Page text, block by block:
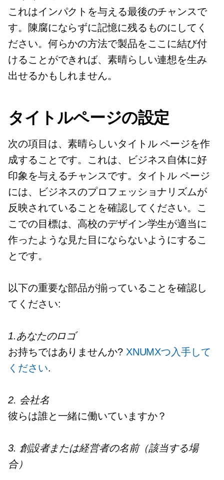
これはインパクトを与える最後のチャンスで
す。陳腐にならずに記憶に残るものにしてく
ださい。何らかの方法で製品をここに結び付
けることができれば、素晴らしい連想を生み
出せるかもしれません。
タイトルページの設定
次の項目は、素晴らしいタイトル ページを作
成することです。これは、ビジネス自体に好
印象を与えるチャンスです。タイトル ページ
には、ビジネスのプロフェッショナリズムが
反映されていることを確認してください。こ
こでの目標は、高校のデザイン学生が適当に
作ったような見た目にならないようにするこ
とです。
以下の重要な部品が揃っていることを確認し
てください:
1.あなたのロゴ
お持ちではありませんか? XNUMXつ入手して
ください.
2. 会社名
彼らは誰と一緒に働いていますか？
3. 創設者または経営者の名前（該当する場
合）